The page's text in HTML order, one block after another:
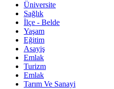
Üniversite
Sağlık
İlçe - Belde
Yaşam
Eğitim
Asayiş
Emlak
Turizm
Emlak
Tarım Ve Sanayi